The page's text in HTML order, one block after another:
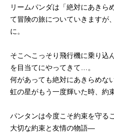
リームパンダは「絶対にあきら
て冒険の旅についていきますが
に。
そこへこっそり飛行機に乗り込
を目当てにやってきて…。
何があっても絶対にあきらめな
虹の星がもう一度輝いた時、約
パンタンは今度こそ約束を守る
大切な約束と友情の物語―